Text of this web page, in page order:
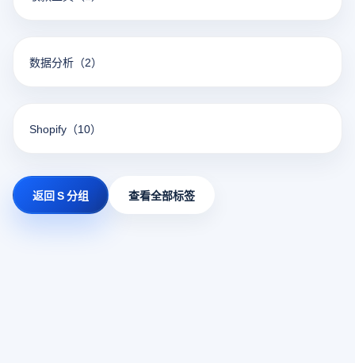
数据分析 （2）
Shopify （10）
返回 S 分组 查看全部标签